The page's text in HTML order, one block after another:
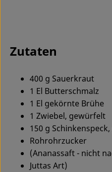
Zutaten
400 g Sauerkraut
1 El Butterschmalz
1 El gekörnte Brühe
1 Zwiebel, gewürfelt
150 g
Rohrohrzucker
(Ananassaft - nicht
Juttas Art)